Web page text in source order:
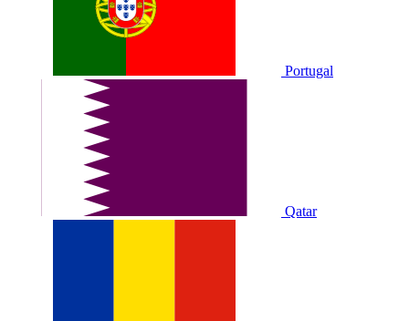
Portugal
Qatar